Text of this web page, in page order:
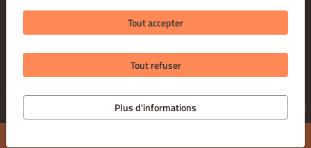
MODES DE PAIEMENT POUR LE RETRAIT SUR PLACE
© 2026 BEACH DOG
Application de commande pour restaurants proposée par
Tout accepter
Tout refuser
Plus d'informations